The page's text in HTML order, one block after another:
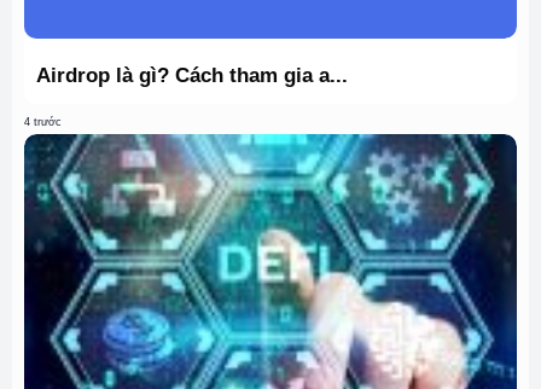
Airdrop là gì? Cách tham gia a...
4 trước